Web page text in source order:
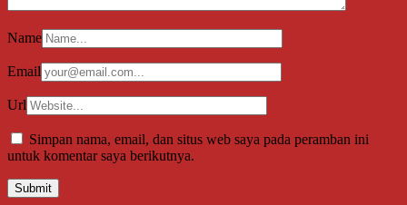
Name
Email
Url
Simpan nama, email, dan situs web saya pada peramban ini
untuk komentar saya berikutnya.